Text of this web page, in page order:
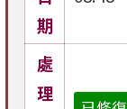
期
處
理